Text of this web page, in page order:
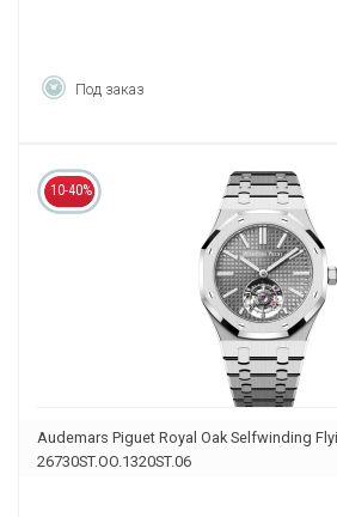
Под заказ
10-40%
Audemars Piguet Royal Oak Selfwinding
26730ST.OO.1320ST.06